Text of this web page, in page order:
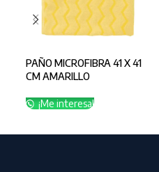
PAÑO MICROFIBRA 41 X 41
CM AMARILLO
¡Me interesa!